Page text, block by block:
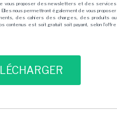
vous proposer des newsletters et des services
nous permettront également de vous proposer
des cahiers des charges, des produits ou
contenus est soit gratuit soit payant, selon l'offre